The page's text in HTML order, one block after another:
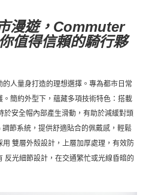
漫遊，Commuter
值得信賴的騎行夥
人量身打造的理想選擇。專為都市日常
簡約外型下，蘊藏多項技術特色：搭載
於安全帽內部產生滑動，有助於減緩對頭
調節系統 ，提供舒適貼合的佩戴感，輕鬆
用 雙層外殼設計 ，上層加厚處理，有效防
反光細節設計 ，在交通繁忙或光線昏暗的